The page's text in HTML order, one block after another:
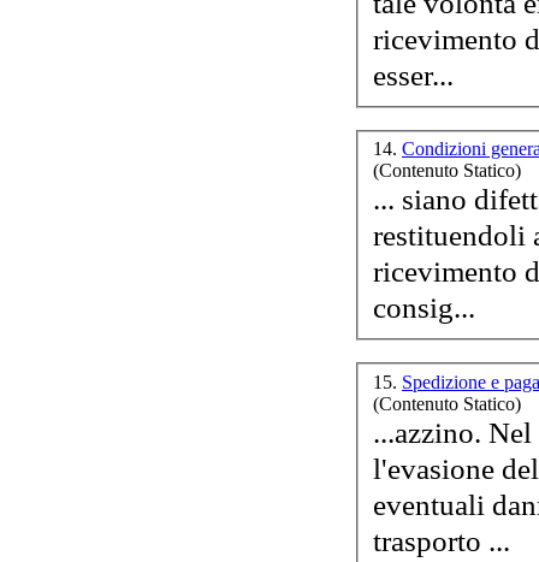
ricevimento
esser...
14. Condizioni
(Contenuto Statico)
... siano
restituendoli
ricevimento
consig...
15. Spedizione e
(Contenuto Statico)
...azzino. Nel caso di merce non presente nei nostri magazzini,
l'evasione
eventuali
trasporto ...